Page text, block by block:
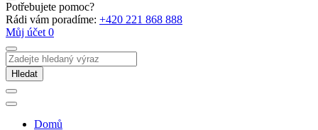
Potřebujete pomoc?
Rádi vám poradíme: +420 221 868 888
Můj účet 0
Hledat
Domů